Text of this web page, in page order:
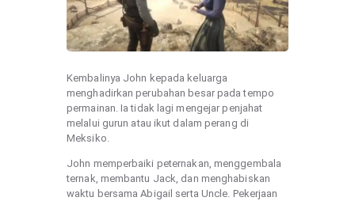
Kembalinya John kepada keluarga
menghadirkan perubahan besar pada tempo
permainan. Ia tidak lagi mengejar penjahat
melalui gurun atau ikut dalam perang di
Meksiko.
John memperbaiki peternakan, menggembala
ternak, membantu Jack, dan menghabiskan
waktu bersama Abigail serta Uncle. Pekerjaan